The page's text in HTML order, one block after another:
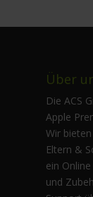
Über
Die ACS
Apple
Wir
Eltern &
ein
und